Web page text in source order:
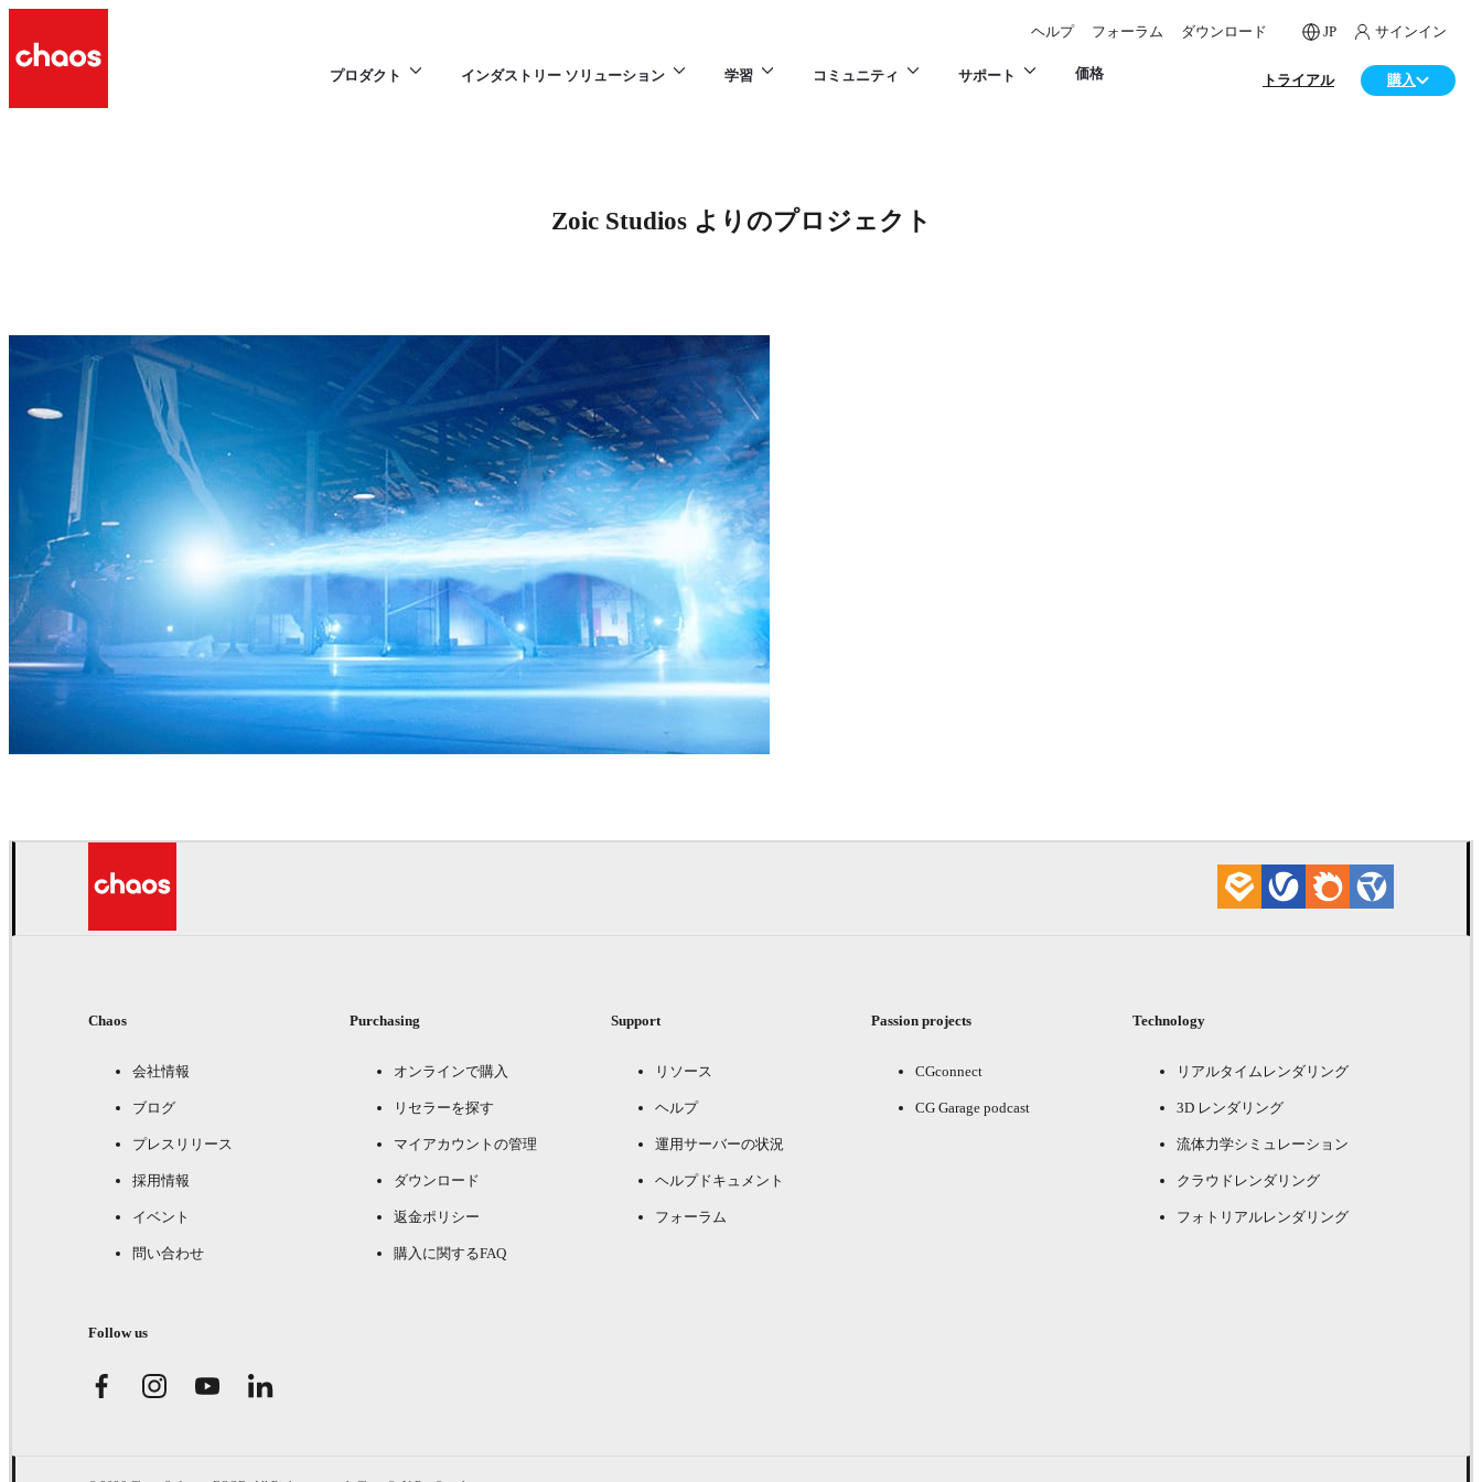
ヘルプ フォーラム ダウンロード JP サインイン
プロダクト インダストリー ソリューション 学習 コミュニティ サポート 価格 トライアル 購入
Zoic Studios よりのプロジェクト
Chaos
会社情報
ブログ
プレスリリース
採用情報
イベント
問い合わせ
Purchasing
オンラインで購入
リセラーを探す
マイアカウントの管理
ダウンロード
返金ポリシー
購入に関するFAQ
Support
リソース
ヘルプ
運用サーバーの状況
ヘルプドキュメント
フォーラム
Passion projects
CGconnect
CG Garage podcast
Technology
リアルタイムレンダリング
3D レンダリング
流体力学シミュレーション
クラウドレンダリング
フォトリアルレンダリング
Follow us